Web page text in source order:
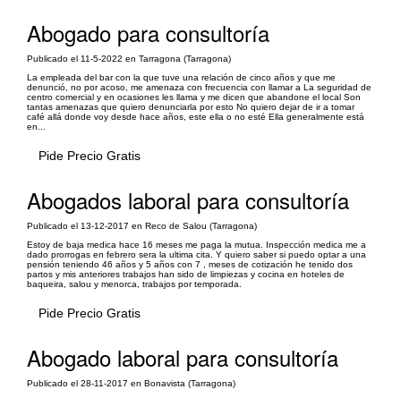
Abogado para consultoría
Publicado el 11-5-2022 en Tarragona (Tarragona)
La empleada del bar con la que tuve una relación de cinco años y que me
denunció, no por acoso, me amenaza con frecuencia con llamar a La seguridad de
centro comercial y en ocasiones les llama y me dicen que abandone el local Son
tantas amenazas que quiero denunciarla por esto No quiero dejar de ir a tomar
café allá donde voy desde hace años, este ella o no esté Ella generalmente está
en...
Pide Precio Gratis
Abogados laboral para consultoría
Publicado el 13-12-2017 en Reco de Salou (Tarragona)
Estoy de baja medica hace 16 meses me paga la mutua. Inspección medica me a
dado prorrogas en febrero sera la ultima cita. Y quiero saber si puedo optar a una
pensión teniendo 46 años y 5 años con 7 , meses de cotización he tenido dos
partos y mis anteriores trabajos han sido de limpiezas y cocina en hoteles de
baqueira, salou y menorca, trabajos por temporada.
Pide Precio Gratis
Abogado laboral para consultoría
Publicado el 28-11-2017 en Bonavista (Tarragona)